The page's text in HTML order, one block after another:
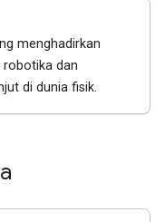
menghadirkan
robotika dan
di dunia fisik.